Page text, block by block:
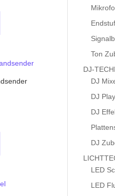
Ton
DJ-
DJ
DJ
DJ
DJ
LED
LED